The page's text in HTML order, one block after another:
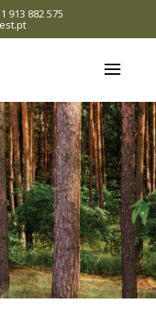
913 882 575